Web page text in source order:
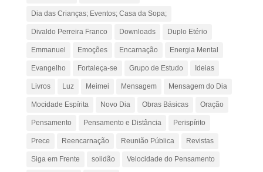
Dia das Crianças; Eventos; Casa da Sopa;
Divaldo Perreira Franco Downloads Duplo Etério
Emmanuel Emoções Encarnação Energia Mental
Evangelho Fortaleça-se Grupo de Estudo Ideias
Livros Luz Meimei Mensagem Mensagem do Dia
Mocidade Espírita Novo Dia Obras Básicas Oração
Pensamento Pensamento e Distância Perispírito
Prece Reencarnação Reunião Pública Revistas
Siga em Frente solidão Velocidade do Pensamento